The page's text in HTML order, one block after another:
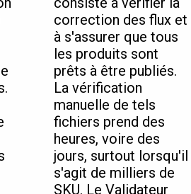
correction des flux et
à s'assurer que tous
les produits sont
prêts à être publiés.
La vérification
manuelle de tels
fichiers prend des
heures, voire des
jours, surtout lorsqu'il
s'agit de milliers de
SKU. Le Validateur